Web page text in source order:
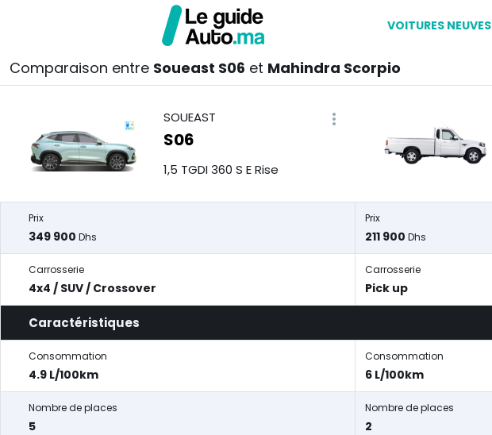
VOITURES NEUVES
Comparaison entre Soueast S06 et Mahindra Scorpio
SOUEAST
S06
1,5 TGDI 360 S E Rise
Prix
349 900 Dhs
Prix
211 900 Dhs
Carrosserie
4x4 / SUV / Crossover
Carrosserie
Pick up
Caractéristiques
Consommation
4.9 L/100km
Consommation
6 L/100km
Nombre de places
5
Nombre de places
2